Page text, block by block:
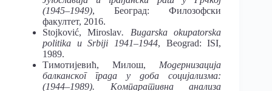
(1945–1949), Београд: Филозофски
факултет, 2016.
Stojković, Miroslav. Bugarska okupatorska
politika u Srbiji 1941–1944, Beograd: ISI,
1989.
Тимотијевић, Милош, Модернизација
балканског града у доба социјализма:
(1944–1989). Компаративна анализа